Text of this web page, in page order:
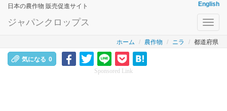
日本の農作物 販売促進サイト English
ジャパンクロップス
ホーム 農作物 ニラ 都道府県
気になる 0
Sponsored Link